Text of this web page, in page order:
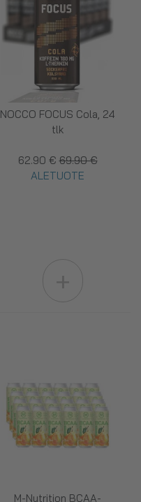
NOCCO FOCUS Cola, 24
tlk
62.90 € 69.90 €
ALETUOTE
M-Nutrition BCAA-